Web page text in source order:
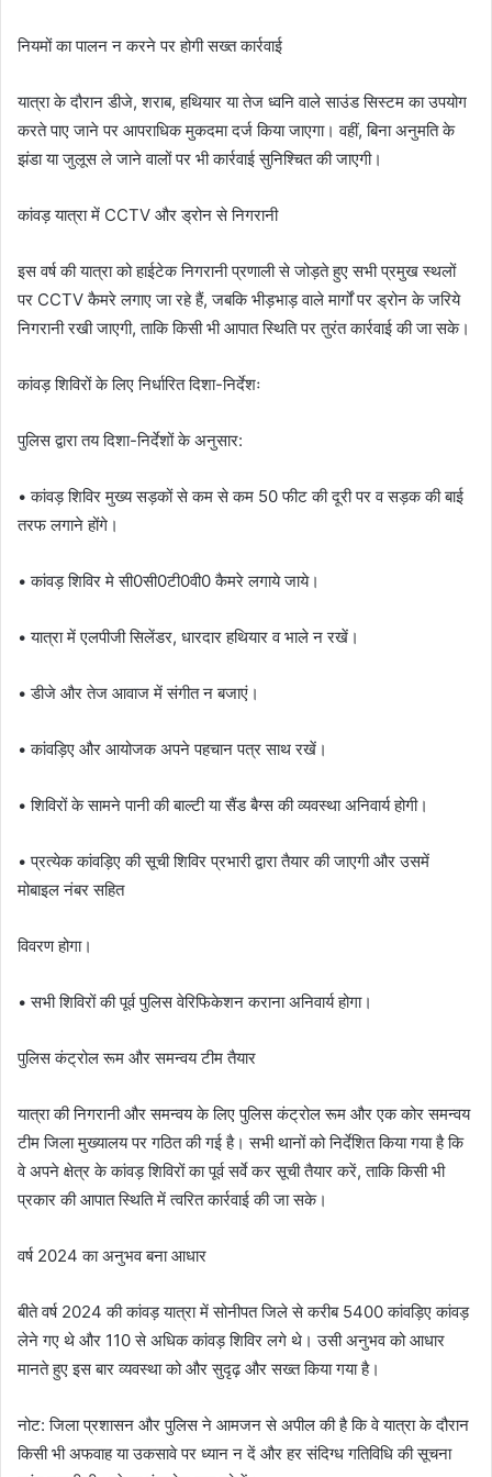
नियमों का पालन न करने पर होगी सख्त कार्रवाई
यात्रा के दौरान डीजे, शराब, हथियार या तेज ध्वनि वाले साउंड सिस्टम का उपयोग
करते पाए जाने पर आपराधिक मुकदमा दर्ज किया जाएगा। वहीं, बिना अनुमति के
झंडा या जुलूस ले जाने वालों पर भी कार्रवाई सुनिश्चित की जाएगी।
कांवड़ यात्रा में CCTV और ड्रोन से निगरानी
इस वर्ष की यात्रा को हाईटेक निगरानी प्रणाली से जोड़ते हुए सभी प्रमुख स्थलों
पर CCTV कैमरे लगाए जा रहे हैं, जबकि भीड़भाड़ वाले मार्गों पर ड्रोन के जरिये
निगरानी रखी जाएगी, ताकि किसी भी आपात स्थिति पर तुरंत कार्रवाई की जा सके।
कांवड़ शिविरों के लिए निर्धारित दिशा-निर्देशः
पुलिस द्वारा तय दिशा-निर्देशों के अनुसार:
• कांवड़ शिविर मुख्य सड़कों से कम से कम 50 फीट की दूरी पर व सड़क की बाई
तरफ लगाने होंगे।
• कांवड़ शिविर मे सी0सी0टी0वी0 कैमरे लगाये जाये।
• यात्रा में एलपीजी सिलेंडर, धारदार हथियार व भाले न रखें।
• डीजे और तेज आवाज में संगीत न बजाएं।
• कांवड़िए और आयोजक अपने पहचान पत्र साथ रखें।
• शिविरों के सामने पानी की बाल्टी या सैंड बैग्स की व्यवस्था अनिवार्य होगी।
• प्रत्येक कांवड़िए की सूची शिविर प्रभारी द्वारा तैयार की जाएगी और उसमें
मोबाइल नंबर सहित
विवरण होगा।
• सभी शिविरों की पूर्व पुलिस वेरिफिकेशन कराना अनिवार्य होगा।
पुलिस कंट्रोल रूम और समन्वय टीम तैयार
यात्रा की निगरानी और समन्वय के लिए पुलिस कंट्रोल रूम और एक कोर समन्वय
टीम जिला मुख्यालय पर गठित की गई है। सभी थानों को निर्देशित किया गया है कि
वे अपने क्षेत्र के कांवड़ शिविरों का पूर्व सर्वे कर सूची तैयार करें, ताकि किसी भी
प्रकार की आपात स्थिति में त्वरित कार्रवाई की जा सके।
वर्ष 2024 का अनुभव बना आधार
बीते वर्ष 2024 की कांवड़ यात्रा में सोनीपत जिले से करीब 5400 कांवड़िए कांवड़
लेने गए थे और 110 से अधिक कांवड़ शिविर लगे थे। उसी अनुभव को आधार
मानते हुए इस बार व्यवस्था को और सुदृढ़ और सख्त किया गया है।
नोट: जिला प्रशासन और पुलिस ने आमजन से अपील की है कि वे यात्रा के दौरान
किसी भी अफवाह या उकसावे पर ध्यान न दें और हर संदिग्ध गतिविधि की सूचना